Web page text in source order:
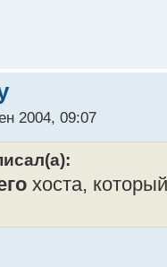
2004, 09:07
хоста,